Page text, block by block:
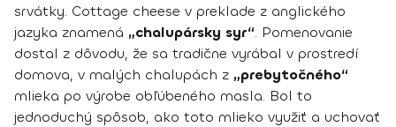
srvátky. Cottage cheese v preklade z anglického
jazyka znamená „chalupársky syr“. Pomenovanie
dostal z dôvodu, že sa tradične vyrábal v prostredí
domova, v malých chalupách z „prebytočného“
mlieka po výrobe obľúbeného masla. Bol to
jednoduchý spôsob, ako toto mlieko využiť a uchovať